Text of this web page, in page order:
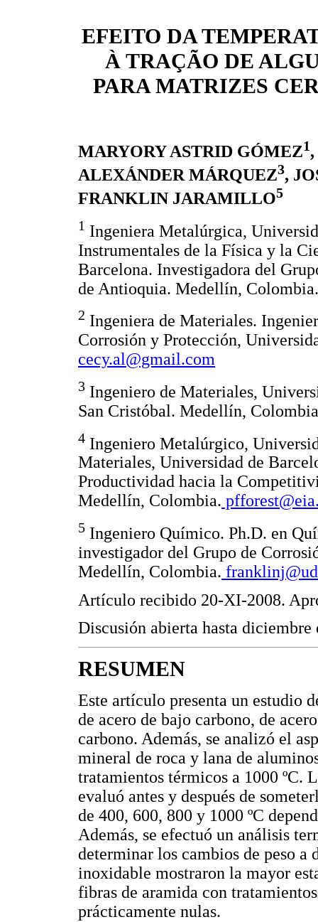
EFEITO DA
À TRAÇÃO DE
PARA MATRIZES
MARYORY ASTRID GÓMEZ1
ALEXÁNDER MÁRQUEZ3,
FRANKLIN JARAMILLO5
1 Ingeniera Metalúrgica,
Instrumentales de la Física y la
Barcelona. Investigadora del
de Antioquia. Medellín,
2 Ingeniera de Materiales.
Corrosión y Protección,
cecy.al@gmail.com
3 Ingeniero de Materiales,
San Cristóbal. Medellín,
4 Ingeniero Metalúrgico,
Materiales, Universidad de
Productividad hacia la
Medellín, Colombia.
5 Ingeniero Químico. Ph.D. en
investigador del Grupo de
Medellín, Colombia.
Artículo recibido 20-XI-2008.
Discusión abierta hasta diciembre
RESUMEN
Este artículo presenta un estudio
de acero de bajo carbono, de
carbono. Además, se analizó el
mineral de roca y lana de
tratamientos térmicos a 1000 ºC.
evaluó antes y después de
de 400, 600, 800 y 1000 ºC
Además, se efectuó un análisis
determinar los cambios de peso a
inoxidable mostraron la mayor
fibras de aramida con
prácticamente nulas.